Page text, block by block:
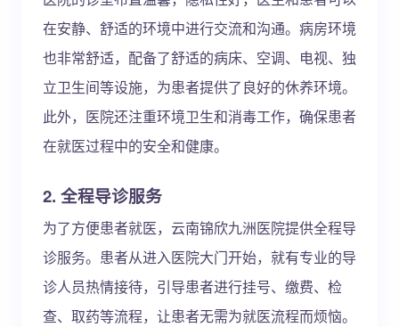
在安静、舒适的环境中进行交流和沟通。病房环境
也非常舒适，配备了舒适的病床、空调、电视、独
立卫生间等设施，为患者提供了良好的休养环境。
此外，医院还注重环境卫生和消毒工作，确保患者
在就医过程中的安全和健康。
2. 全程导诊服务
为了方便患者就医，云南锦欣九洲医院提供全程导
诊服务。患者从进入医院大门开始，就有专业的导
诊人员热情接待，引导患者进行挂号、缴费、检
查、取药等流程，让患者无需为就医流程而烦恼。